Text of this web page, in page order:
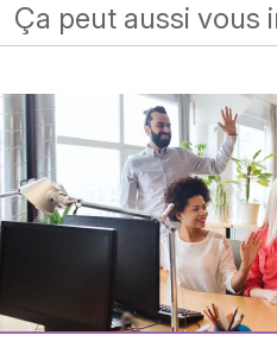
Ça peut aussi vous